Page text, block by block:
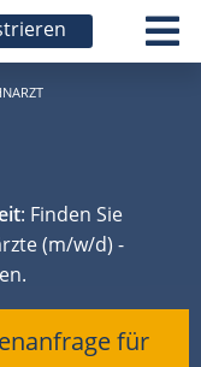
: Finden Sie
(m/w/d) -
für